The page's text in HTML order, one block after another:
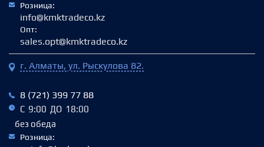
Розница:
info@kmktradeco.kz
Опт:
sales.opt@kmktradeco.kz
г. Алматы, ул. Рыскулова 82.
8 (721) 399 77 88
С 9:00 ДО 18:00
без обеда
Розница: